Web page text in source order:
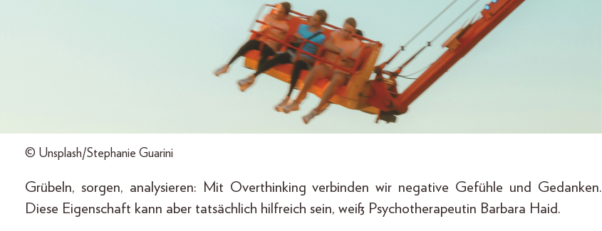
© Unsplash/Stephanie Guarini
Grübeln, sorgen, analysieren: Mit Overthinking verbinden wir negative Gefühle und Gedanken.
Diese Eigenschaft kann aber tatsächlich hilfreich sein, weiß Psychotherapeutin Barbara Haid.